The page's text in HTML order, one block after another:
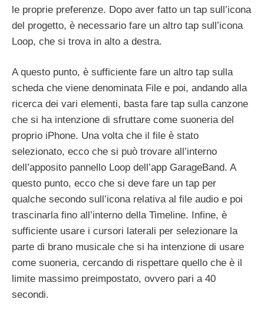
le proprie preferenze. Dopo aver fatto un tap sull’icona
del progetto, è necessario fare un altro tap sull’icona
Loop, che si trova in alto a destra.
A questo punto, è sufficiente fare un altro tap sulla
scheda che viene denominata File e poi, andando alla
ricerca dei vari elementi, basta fare tap sulla canzone
che si ha intenzione di sfruttare come suoneria del
proprio iPhone. Una volta che il file è stato
selezionato, ecco che si può trovare all’interno
dell’apposito pannello Loop dell’app GarageBand. A
questo punto, ecco che si deve fare un tap per
qualche secondo sull’icona relativa al file audio e poi
trascinarla fino all’interno della Timeline. Infine, è
sufficiente usare i cursori laterali per selezionare la
parte di brano musicale che si ha intenzione di usare
come suoneria, cercando di rispettare quello che è il
limite massimo preimpostato, ovvero pari a 40
secondi.